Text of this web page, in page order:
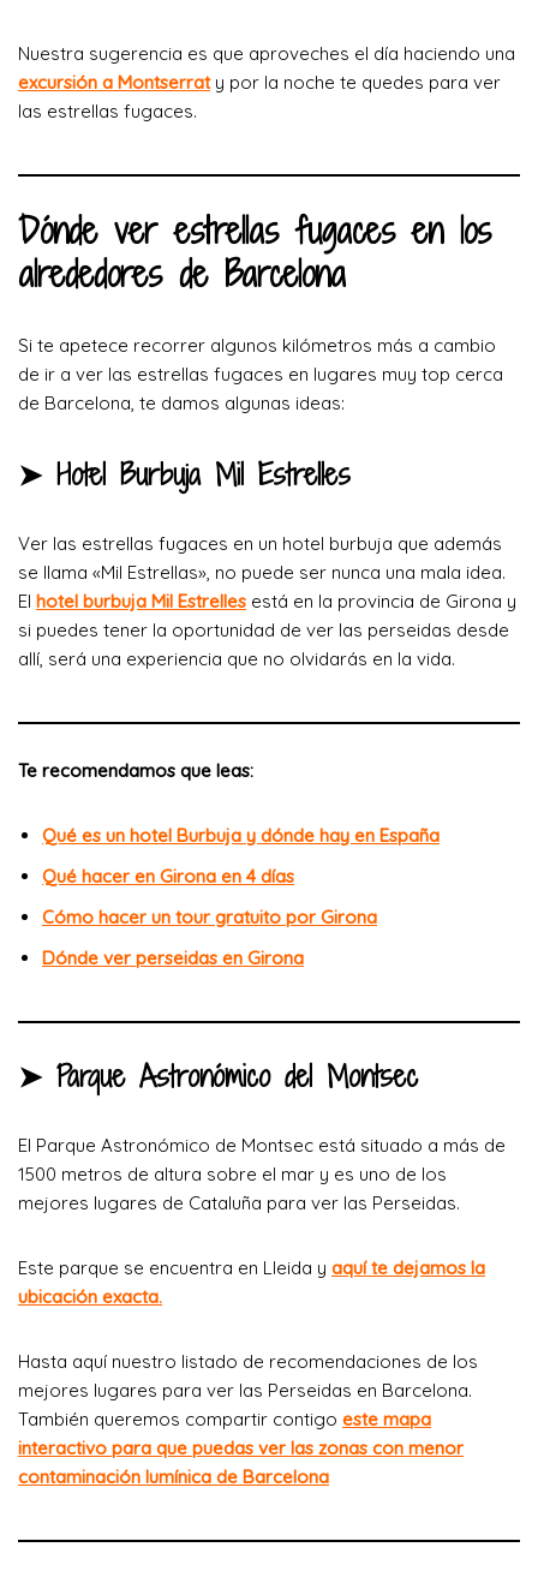
Nuestra sugerencia es que aproveches el día haciendo una
excursión a Montserraty por la noche te quedes para ver
las estrellas fugaces.
Dónde ver estrellas fugaces en los
alrededores de Barcelona
Si te apetece recorrer algunos kilómetros más a cambio
de ir a ver las estrellas fugaces en lugares muy top cerca
de Barcelona, te damos algunas ideas:
➤ Hotel Burbuja Mil Estrelles
Ver las estrellas fugaces en un hotel burbuja que además
se llama «Mil Estrellas», no puede ser nunca una mala idea.
El hotel burbuja Mil Estrelles está en la provincia de Girona y
si puedes tener la oportunidad de ver las perseidas desde
allí, será una experiencia que no olvidarás en la vida.
Te recomendamos que leas:
Qué es un hotel Burbuja y dónde hay en España
Qué hacer en Girona en 4 días
Cómo hacer un tour gratuito por Girona
Dónde ver perseidas en Girona
➤ Parque Astronómico del Montsec
El Parque Astronómico de Montsec está situado a más de
1500 metros de altura sobre el mar y es uno de los
mejores lugares de Cataluña para ver las Perseidas.
Este parque se encuentra en Lleida y aquí te dejamos la
ubicación exacta.
Hasta aquí nuestro listado de recomendaciones de los
mejores lugares para ver las Perseidas en Barcelona.
También queremos compartir contigo este mapa
interactivo para que puedas ver las zonas con menor
contaminación lumínica de Barcelona